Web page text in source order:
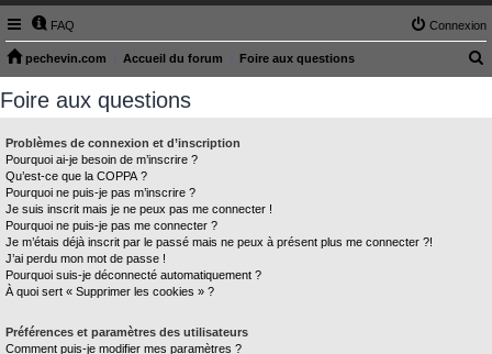
FAQ Connexion
pechevin.com Accueil du forum Foire aux questions
Foire aux questions
Problèmes de connexion et d’inscription
Pourquoi ai-je besoin de m’inscrire ?
Qu’est-ce que la COPPA ?
Pourquoi ne puis-je pas m’inscrire ?
Je suis inscrit mais je ne peux pas me connecter !
Pourquoi ne puis-je pas me connecter ?
Je m’étais déjà inscrit par le passé mais ne peux à présent plus me connecter ?!
J’ai perdu mon mot de passe !
Pourquoi suis-je déconnecté automatiquement ?
À quoi sert « Supprimer les cookies » ?
Préférences et paramètres des utilisateurs
Comment puis-je modifier mes paramètres ?